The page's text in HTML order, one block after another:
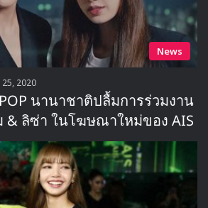
News
25, 2020
นานาชาติปลื้มการร่วมงาน
ลิซ่า ในโฆษณาใหม่ของ AIS